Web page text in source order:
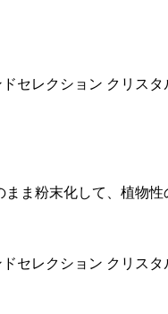
ドセレクション クリス
ま粉末化して、植物性
ドセレクション クリス